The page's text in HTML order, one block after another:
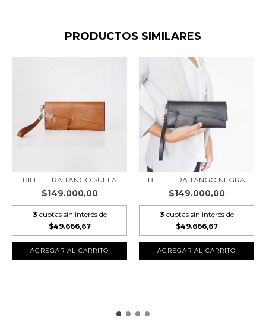
PRODUCTOS SIMILARES
BILLETERA TANGO SUELA
$149.000,00
3 cuotas sin interés de
$49.666,67
AGREGAR AL CARRITO
BILLETERA TANGO NEGRA
$149.000,00
3 cuotas sin interés de
$49.666,67
AGREGAR AL CARRITO